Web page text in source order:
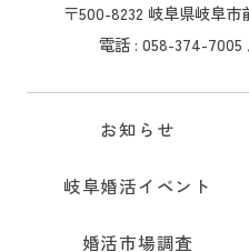
〒500-8232 岐阜県岐阜
電話 : 058-374-
お知らせ
岐阜婚活イベント
婚活市場調査